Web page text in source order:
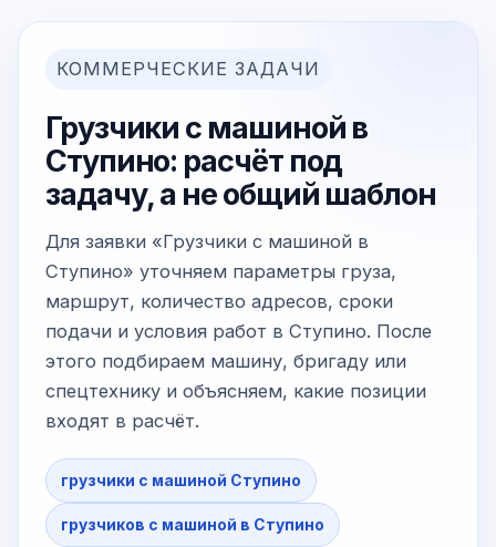
КОММЕРЧЕСКИЕ ЗАДАЧИ
Грузчики с машиной в
Ступино: расчёт под
задачу, а не общий шаблон
Для заявки «Грузчики с машиной в
Ступино» уточняем параметры груза,
маршрут, количество адресов, сроки
подачи и условия работ в Ступино. После
этого подбираем машину, бригаду или
спецтехнику и объясняем, какие позиции
входят в расчёт.
грузчики с машиной Ступино
грузчиков с машиной в Ступино